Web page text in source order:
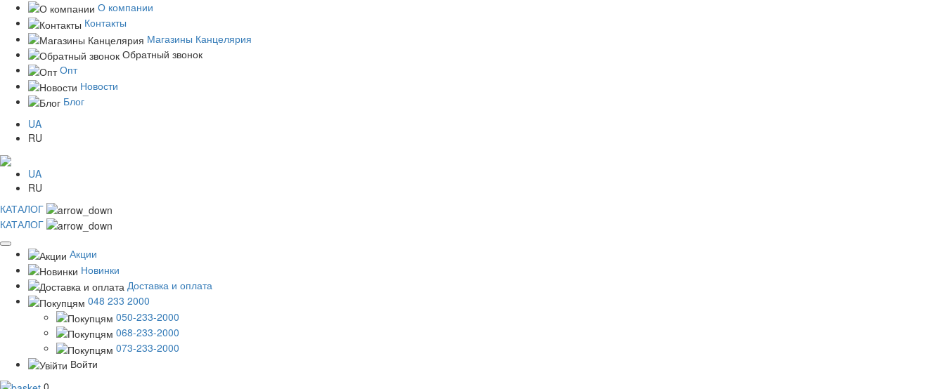
О компании
Контакты
Магазины Канцелярия
Обратный звонок
Опт
Новости
Блог
UA
RU
UA
RU
КАТАЛОГ
КАТАЛОГ
Акции
Новинки
Доставка и оплата
048 233 2000
050-233-2000
068-233-2000
073-233-2000
Войти
0